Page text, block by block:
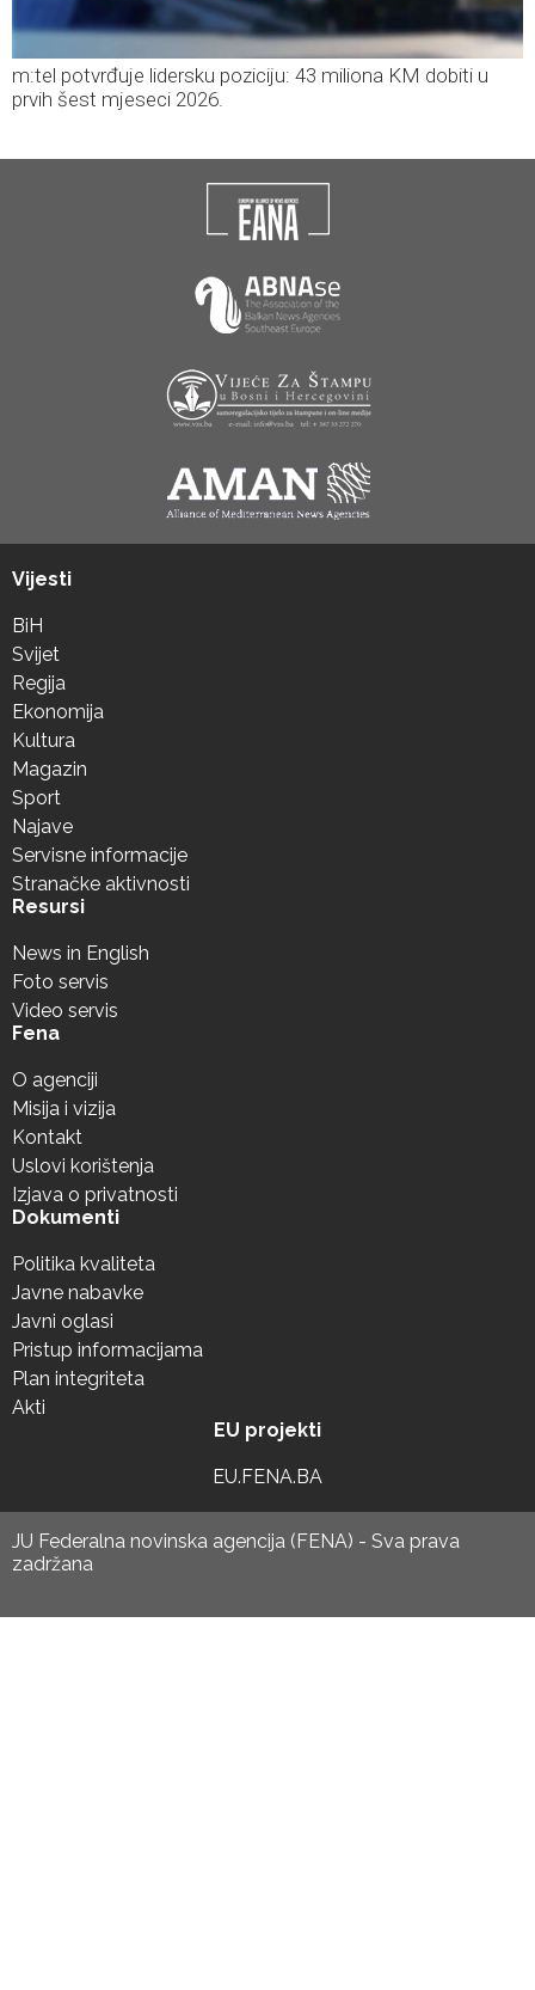
m:tel potvrđuje lidersku poziciju: 43 miliona KM dobiti u
prvih šest mjeseci 2026.
Vijesti
BiH
Svijet
Regija
Ekonomija
Kultura
Magazin
Sport
Najave
Servisne informacije
Stranačke aktivnosti
Resursi
News in English
Foto servis
Video servis
Fena
O agenciji
Misija i vizija
Kontakt
Uslovi korištenja
Izjava o privatnosti
Dokumenti
Politika kvaliteta
Javne nabavke
Javni oglasi
Pristup informacijama
Plan integriteta
Akti
EU projekti
EU.FENA.BA
JU Federalna novinska agencija (FENA) - Sva prava
zadržana